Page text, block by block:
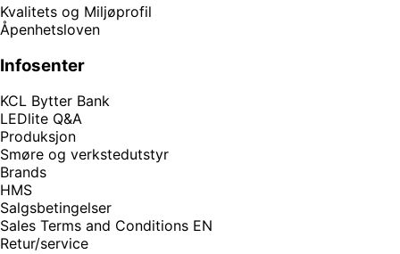
Kvalitets og Miljøprofil
Åpenhetsloven
Infosenter
KCL Bytter Bank
LEDlite Q&A
Produksjon
Smøre og verkstedutstyr
Brands
HMS
Salgsbetingelser
Sales Terms and Conditions EN
Retur/service